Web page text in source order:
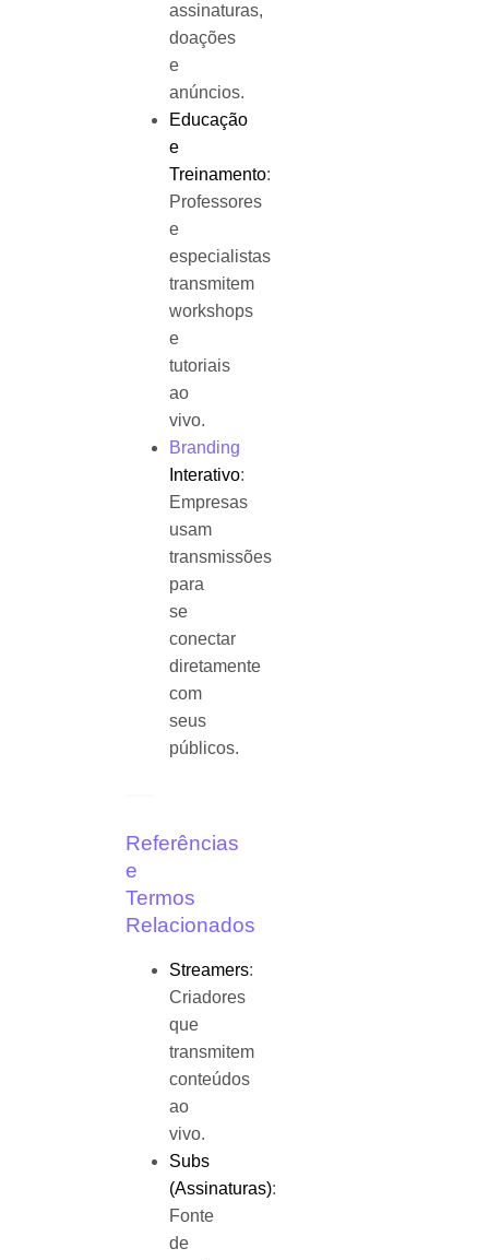
assinaturas,
doações
e
anúncios.
Educação
e
Treinamento:
Professores
e
especialistas
transmitem
workshops
e
tutoriais
ao
vivo.
Branding
Interativo:
Empresas
usam
transmissões
para
se
conectar
diretamente
com
seus
públicos.
Referências
e
Termos
Relacionados
Streamers:
Criadores
que
transmitem
conteúdos
ao
vivo.
Subs
(Assinaturas):
Fonte
de